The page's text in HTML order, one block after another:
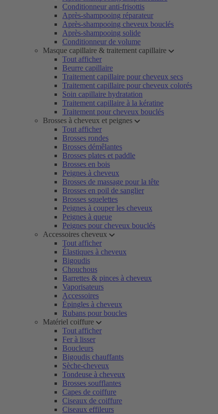
Conditionneur anti-frisottis
Après-shampooing réparateur
Après-shampooing cheveux bouclés
Après-shampooing solide
Conditionneur de volume
Masque capillaire & traitement capillaire
Tout afficher
Beurre capillaire
Traitement capillaire pour cheveux secs
Traitement capillaire pour cheveux colorés
Soin capillaire hydratation
Traitement capillaire à la kératine
Traitement pour cheveux bouclés
Brosses à cheveux et peignes
Tout afficher
Brosses rondes
Brosses démêlantes
Brosses plates et paddle
Brosses en bois
Peignes à cheveux
Brosses de massage pour la tête
Brosses en poil de sanglier
Brosses squelettes
Peignes à couper les cheveux
Peignes à queue
Peignes pour cheveux bouclés
Accessoires cheveux
Tout afficher
Élastiques à cheveux
Bigoudis
Chouchous
Barrettes & pinces à cheveux
Vaporisateurs
Accessoires
Épingles à cheveux
Rubans pour boucles
Matériel coiffure
Tout afficher
Fer à lisser
Boucleurs
Bigoudis chauffants
Sèche-cheveux
Tondeuse à cheveux
Brosses soufflantes
Capes de coiffure
Ciseaux de coiffure
Ciseaux effileurs